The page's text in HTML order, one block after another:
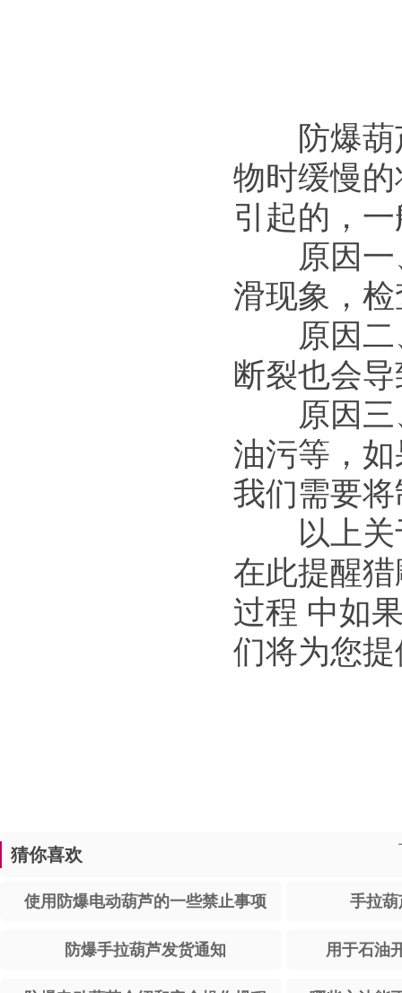
防爆葫芦
物时缓慢
引起的，
原因一、
滑现象，
原因二、
断裂也会
原因三、
油污等，
我们需要
以上关
在此提醒
过程 中如
们将为您
猜你喜欢
使用防爆电动葫芦的一些禁止事项 手拉
防爆手拉葫芦发货通知 用于石油